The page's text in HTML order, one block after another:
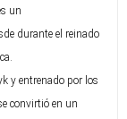
un
durante el reinado
y entrenado por los
convirtió en un